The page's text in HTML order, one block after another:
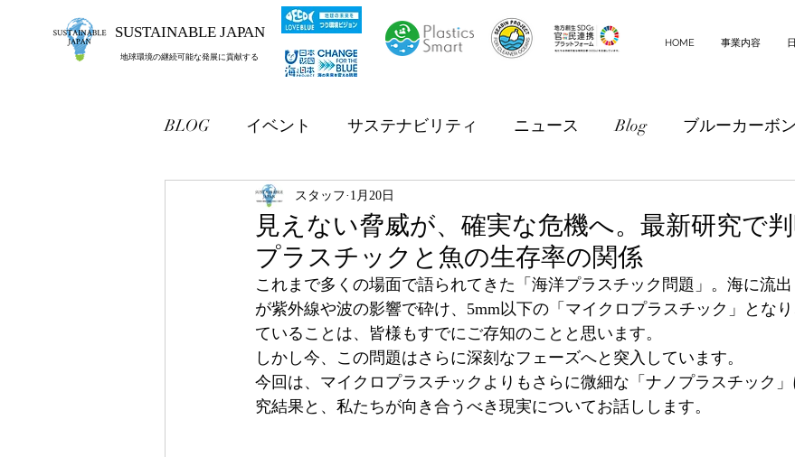
SUSTAINABLE JAPAN
地球環境の継続可能な発展に貢献する
HOME 事業内容
BLOG イベント サステナビリティ ニュース Blog ブルーカーボン
見えない脅威が、確実な危機へ。最新研究で
プラスチックと魚の生存率の関係
スタッフ 1月20日
これまで多くの場面で語られてきた「海洋プラスチック問題」。海に流
が紫外線や波の影響で砕け、5mm以下の「マイクロプラスチック」とな
ていることは、皆様もすでにご存知のことと思います。
しかし今、この問題はさらに深刻なフェーズへと突入しています。
今回は、マイクロプラスチックよりもさらに微細な「ナノプラスチック
究結果と、私たちが向き合うべき現実についてお話しします。